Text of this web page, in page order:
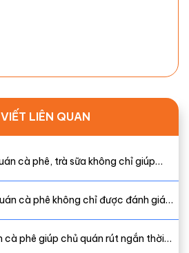
LIÊN QUAN
cà phê, trà sữa không chỉ giúp…
cà phê không chỉ được đánh giá…
cà phê giúp chủ quán rút ngắn thời…